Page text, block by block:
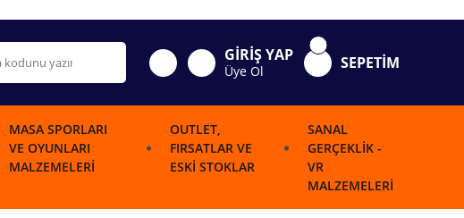
GİRİŞ YAP
Üye Ol SEPETİM
MASA SPORLARI
VE OYUNLARI
MALZEMELERI
OUTLET,
FIRSATLAR VE
ESKI STOKLAR
SANAL
GERÇEKLIK -
VR
MALZEMELERI